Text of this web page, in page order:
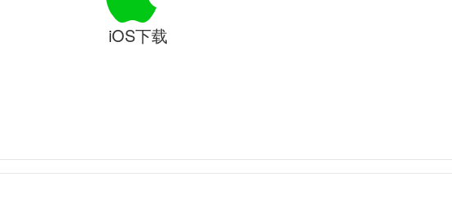
iOS下载